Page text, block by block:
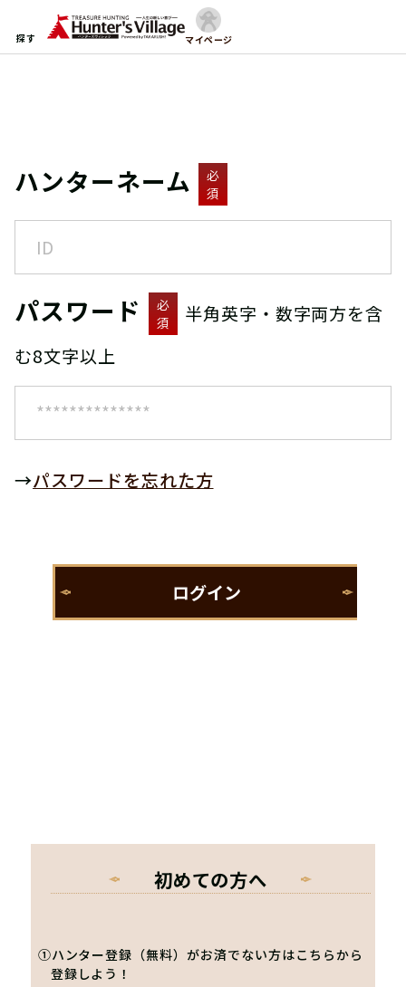
探す マイページ
ハンターネーム
必
須
パスワード
必
須
半角英字・数字両方を含
む8文字以上
→パスワードを忘れた方
初めての方へ
①ハンター登録（無料）がお済でない方はこちらから
登録しよう！